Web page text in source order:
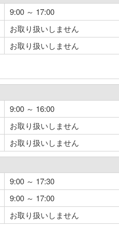
9:00 ～ 17:00
お取り扱いしません
お取り扱いしません
9:00 ～ 16:00
お取り扱いしません
お取り扱いしません
9:00 ～ 17:30
9:00 ～ 17:00
お取り扱いしません